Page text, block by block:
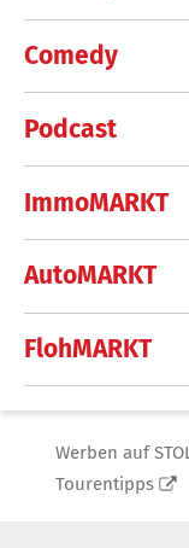
Comedy
Podcast
ImmoMARKT
AutoMARKT
FlohMARKT
Werben auf
Tourentipps